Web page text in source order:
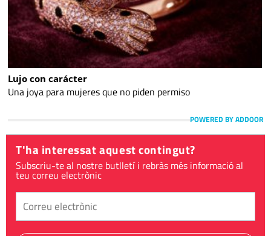
Lujo con carácter
Una joya para mujeres que no piden permiso
POWERED BY ADDOOR
T'ha interessat aquest contingut?
Subscriu-te al nostre butlletí i rebràs més informació al
teu correu electrònic